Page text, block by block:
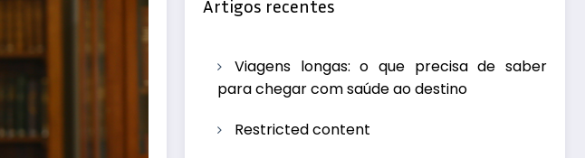
Artigos recentes
Viagens longas: o que precisa de saber
para chegar com saúde ao destino
Restricted content